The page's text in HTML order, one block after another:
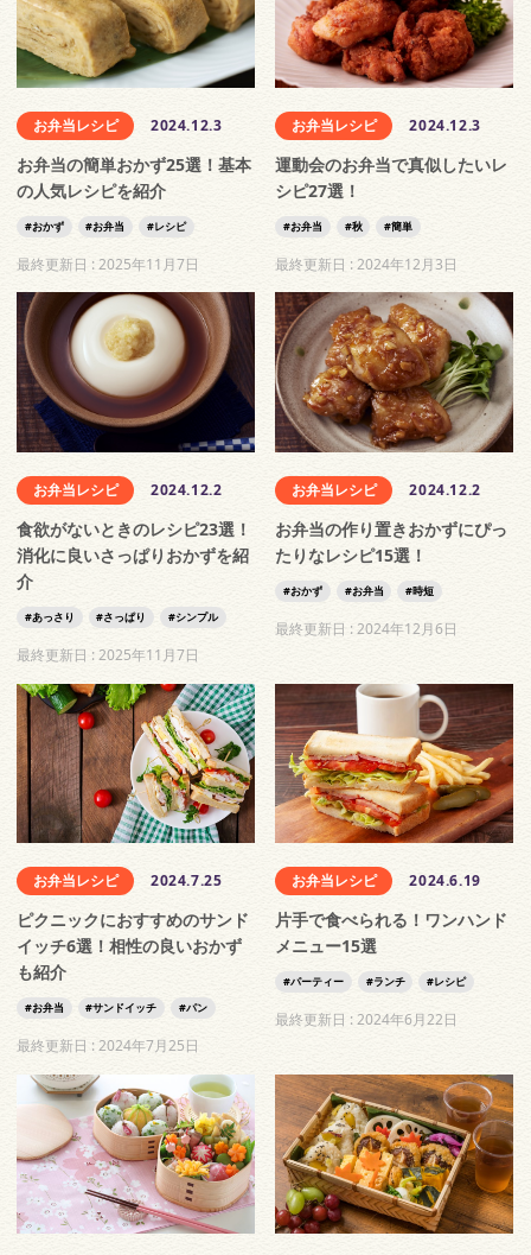
お弁当レシピ 2024.12.3
お弁当の簡単おかず25選！基本
の人気レシピを紹介
おかず お弁当 レシピ
最終更新日 :2025年11月7日
お弁当レシピ 2024.12.3
運動会のお弁当で真似したいレ
シピ27選！
お弁当 秋 簡単
最終更新日 :2024年12月3日
お弁当レシピ 2024.12.2
食欲がないときのレシピ23選！
消化に良いさっぱりおかずを紹
介
あっさり さっぱり シンプル
最終更新日 :2025年11月7日
お弁当レシピ 2024.12.2
お弁当の作り置きおかずにぴっ
たりなレシピ15選！
おかず お弁当 時短
最終更新日 :2024年12月6日
お弁当レシピ 2024.7.25
ピクニックにおすすめのサンド
イッチ6選！相性の良いおかず
も紹介
お弁当 サンドイッチ パン
最終更新日 : 2024年7月25日
お弁当レシピ 2024.6.19
片手で食べられる！ワンハンド
メニュー15選
パーティー ランチ レシピ
最終更新日 :2024年6月22日